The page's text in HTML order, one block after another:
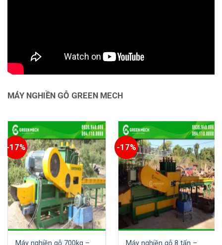
MÁY NGHIỀN GỖ GREEN MECH
-17%
Máy nghiền gỗ 700kg –
-17%
Máy nghiền gỗ 8 tấn –